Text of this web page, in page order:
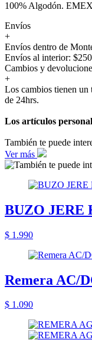
100% Algodón.
Envíos
+
Envíos dentro de
Envíos al interior:
Cambios y
+
Los cambios tienen
de 24hrs.
Los artículos
También te puede
Ver más
BUZO JERE
$ 1.990
Remera AC/
$ 1.090